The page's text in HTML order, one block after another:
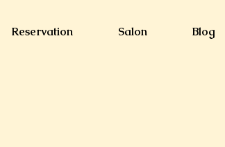
Reservation Salon Blog